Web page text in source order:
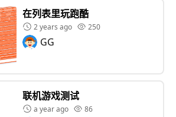
在列表里玩跑酷
2 years ago 250
GG
联机游戏测试
a year ago 86